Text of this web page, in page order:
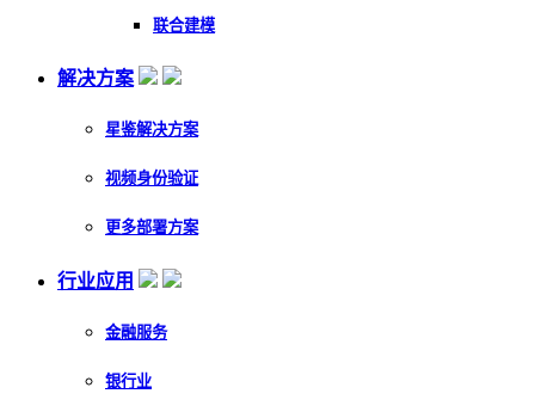
联合建模
解决方案
星鉴解决方案
视频身份验证
更多部署方案
行业应用
金融服务
银行业